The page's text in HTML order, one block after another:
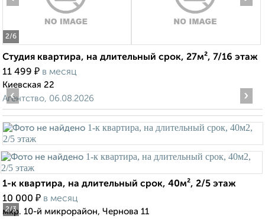
2/6
Студия квартира, на длительный срок, 27м², 7/16 этаж
11 499 ₽ в месяц
Киевская 22
Агентство, 06.08.2026
2/3
‹ ›
1-к квартира, на длительный срок, 40м², 2/5 этаж
10 000 ₽ в месяц
мкр. 10-й микрорайон, Чернова 11